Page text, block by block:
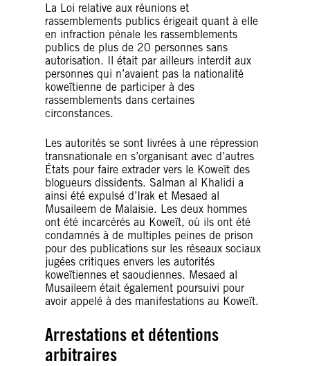
La Loi relative aux réunions et
rassemblements publics érigeait quant à elle
en infraction pénale les rassemblements
publics de plus de 20 personnes sans
autorisation. Il était par ailleurs interdit aux
personnes qui n’avaient pas la nationalité
koweïtienne de participer à des
rassemblements dans certaines
circonstances.
Les autorités se sont livrées à une répression
transnationale en s’organisant avec d’autres
États pour faire extrader vers le Koweït des
blogueurs dissidents. Salman al Khalidi a
ainsi été expulsé d’Irak et Mesaed al
Musaileem de Malaisie. Les deux hommes
ont été incarcérés au Koweït, où ils ont été
condamnés à de multiples peines de prison
pour des publications sur les réseaux sociaux
jugées critiques envers les autorités
koweïtiennes et saoudiennes. Mesaed al
Musaileem était également poursuivi pour
avoir appelé à des manifestations au Koweït.
Arrestations et détentions
arbitraires